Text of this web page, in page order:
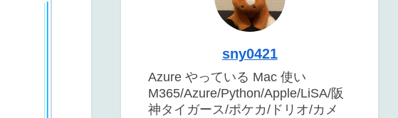
sny0421
Azure やっている Mac 使い
M365/Azure/Python/Apple/LiSA/阪
神タイガース/ポケカ/ドリオ/カメ